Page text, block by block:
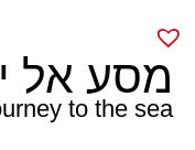
מסע אל
to the sea